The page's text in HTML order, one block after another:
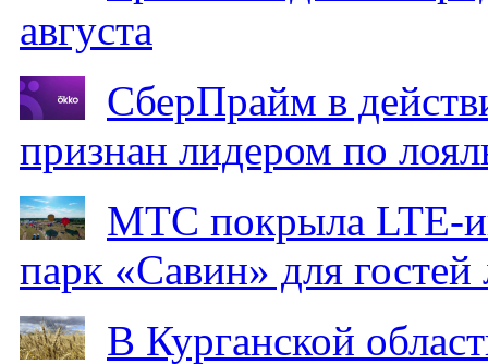
августа
СберПрайм в
признан лидером по
МТС покрыла LTE-
парк «Савин» для гостей
В Курганской